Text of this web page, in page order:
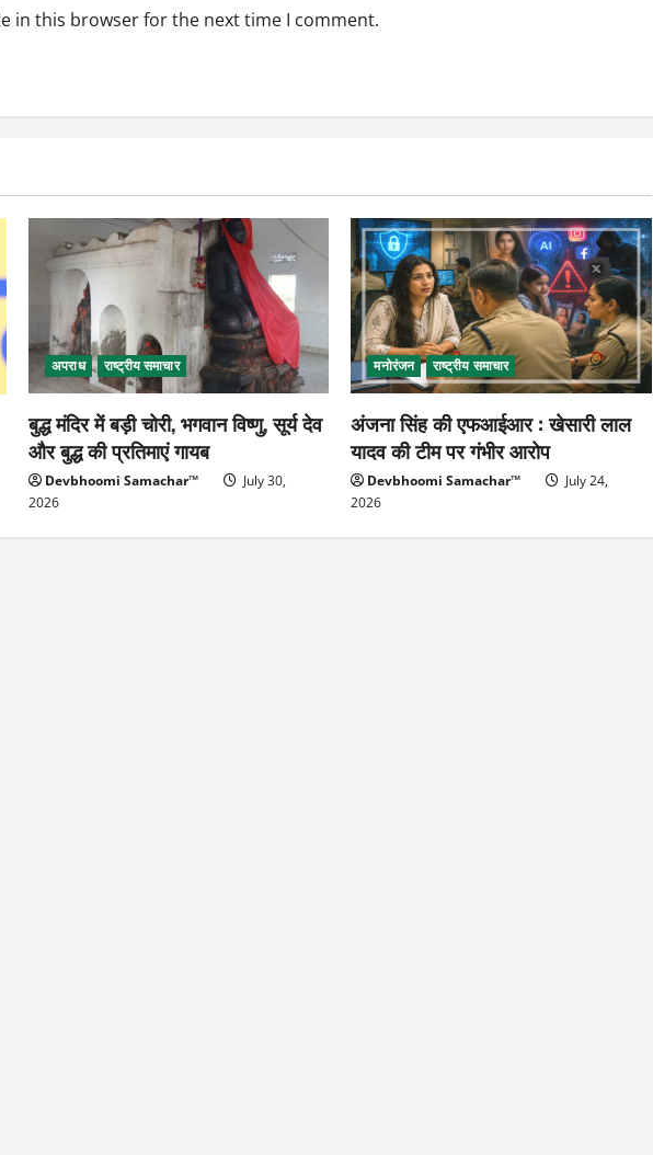
in this browser for the next time I comment.
अपराध राष्ट्रीय समाचार
बुद्ध मंदिर में बड़ी चोरी, भगवान विष्णु, सूर्य देव
और बुद्ध की प्रतिमाएं गायब
Devbhoomi Samachar™
July 30,
2026
मनोरंजन राष्ट्रीय समाचार
अंजना सिंह की एफआईआर : खेसारी लाल
यादव की टीम पर गंभीर आरोप
Devbhoomi Samachar™
July 24,
2026